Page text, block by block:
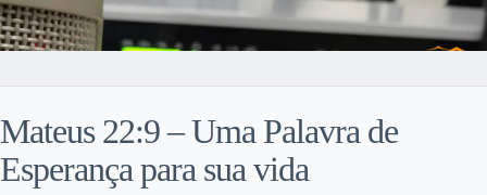
Mateus 22:9 – Uma Palavra de
Esperança para sua vida